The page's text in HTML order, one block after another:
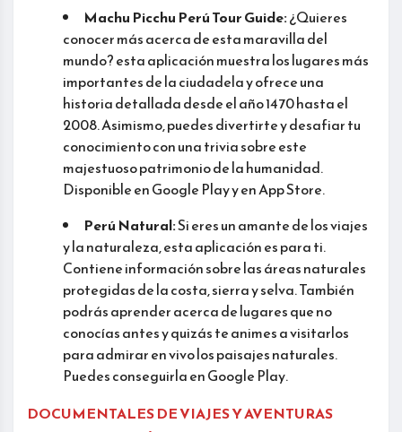
Machu Picchu Perú Tour Guide:¿Quieres
conocer más acerca de esta maravilla del
mundo? esta aplicación muestra los lugares más
importantes de la ciudadela y ofrece una
historia detallada desde el año 1470 hasta el
2008. Asimismo, puedes divertirte y desafiar tu
conocimiento con una trivia sobre este
majestuoso patrimonio de la humanidad.
Disponible en Google Play y en App Store.
Perú Natural:Si eres un amante de los viajes
y la naturaleza, esta aplicación es para ti.
Contiene información sobre las áreas naturales
protegidas de la costa, sierra y selva. También
podrás aprender acerca de lugares que no
conocías antes y quizás te animes a visitarlos
para admirar en vivo los paisajes naturales.
Puedes conseguirla en Google Play.
DOCUMENTALES DE VIAJES Y AVENTURAS